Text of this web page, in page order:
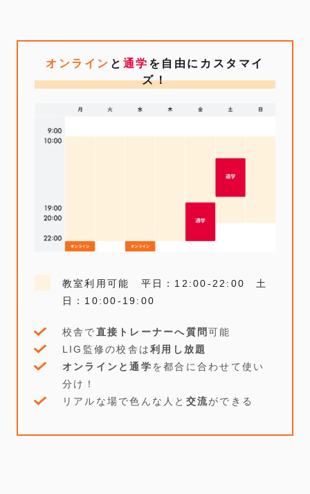
オンライン と 通学 を自由にカスタマイ
ズ！
教室利用可能 平日：12:00-22:00 土
日：10:00-19:00
校舎で直接トレーナーへ質問可能
LIG監修の校舎は利用し放題
オンラインと通学を都合に合わせて使い
分け！
リアルな場で色んな人と 交流ができる